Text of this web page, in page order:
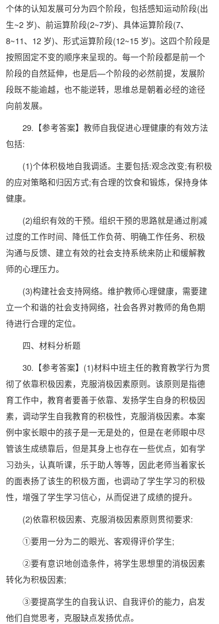
个体的认知发展可分为四个阶段，包括感知运动阶段(出
生~2 岁)、前运算阶段(2~7岁)、具体运算阶段(7、
8~11、12 岁)、形式运算阶段(12~15 岁)。这四个阶段是
按照固定不变的顺序来呈现的。每一个阶段都是前一个
阶段的自然延伸，也是后—个阶段的必然前提，发展阶
段既不能逾越，也不能逆转，思维总是朝着必经的途径
向前发展。
29.【参考答案】教师自我促进心理健康的有效方法
包括:
(1)个体积极地自我调适。主要包括:观念改变;有积极
的应对策略和归因方式;有合理的饮食和锻炼，保持身体
健康。
(2)组织有效的干预。组织干预的思路就是通过削减
过度的工作时间、降低工作负荷、明确工作任务、积极
沟通与反馈、建立有效的社会支持系统来防止和缓解教
师的心理压力。
(3)构建社会支持网络。维护教师心理健康，需要建
立一个和谐的社会支持网络，社会各界对教师的角色期
待进行合理的定位。
四、材料分析题
30.【参考答案】(1)材料中班主任的教育教学行为贯
彻了依靠积极因素，克服消极因素原则。该原则是指德
育工作中，教育者要善于依靠、发扬学生自身的积极因
素，调动学生自我教育的积极性，克服消极因素。本案
例中家长眼中的孩子是一无是处的，但是在老师眼中尽
管该生成绩靠后，但是其身上也存在一些优点，如有学
习劲头，认真听课，乐于助人等等，因此老师当着家长
的面表扬了该生的积极方面，也调动了学生学习的积极
性，增强了学生学习信心，从而促进了成绩的提升。
(2)依靠积极因素、克服消极因素原则贯彻要求:
①要用一分为二的眼光、客观得评价学生;
②要有意识地创造条件，将学生思想里的消极因素
转化为积极因素;
③要提高学生的自我认识、自我评价的能力，启发
他们自觉思考，克服缺点发扬优点。